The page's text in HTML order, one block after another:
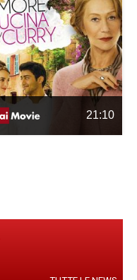
21:10